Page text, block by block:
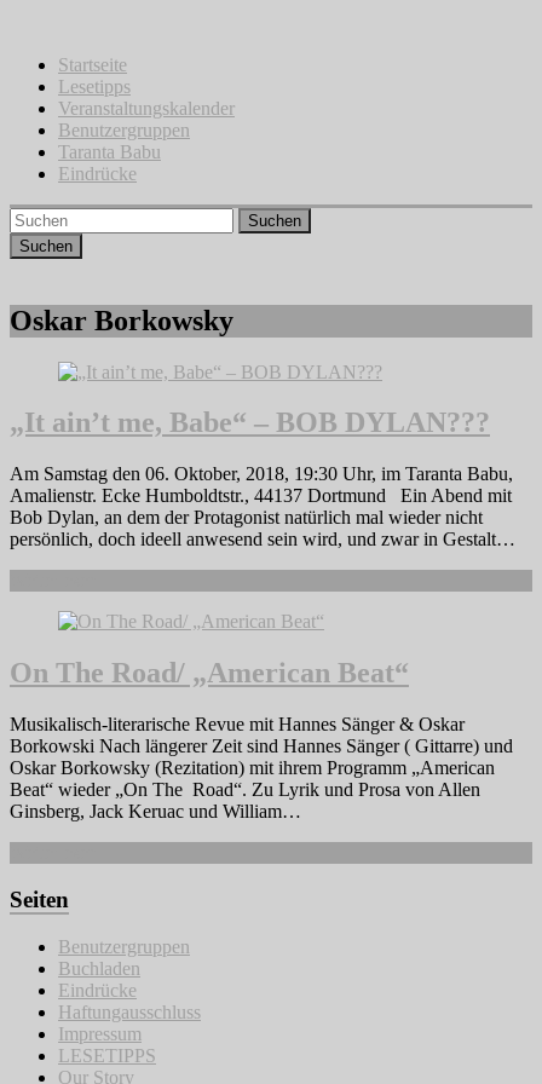
springenStartseite
Lesetipps
Veranstaltungskalender
Benutzergruppen
Taranta Babu
Eindrücke
Suchen
Oskar Borkowsky
„It ain’t me, Babe“ – BOB DYLAN???
Am Samstag den 06. Oktober, 2018, 19:30 Uhr, im Taranta Babu,
Amalienstr. Ecke Humboldtstr., 44137 Dortmund Ein Abend mit
Bob Dylan, an dem der Protagonist natürlich mal wieder nicht
persönlich, doch ideell anwesend sein wird, und zwar in Gestalt…
On The Road/ „American Beat“
Musikalisch-literarische Revue mit Hannes Sänger & Oskar
Borkowski Nach längerer Zeit sind Hannes Sänger ( Gittarre) und
Oskar Borkowsky (Rezitation) mit ihrem Programm „American
Beat“ wieder „On The Road“. Zu Lyrik und Prosa von Allen
Ginsberg, Jack Keruac und William…
Seiten
Benutzergruppen
Buchladen
Eindrücke
Haftungausschluss
Impressum
LESETIPPS
Our Story